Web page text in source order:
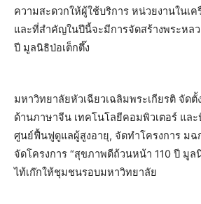
ความสะดวกให้ผู้ใช้บริการ หน่วยงานในเ
และที่สำคัญในปีนี้จะมีการจัดสร้างพระหลว
ปี มูลนิธิป่อเต็กตึ๊ง
มหาวิทยาลัยหัวเฉียวเฉลิมพระเกียรติ จัด
ด้านภาษาจีน เทคโนโลยีคอมพิวเตอร์ แล
ศูนย์ฟื้นฟูดูแลผู้สูงอายุ, จัดทำโครงการ ม
จัดโครงการ “สุขภาพดีถ้วนหน้า 110 ปี มูล
ไท้เก๊กให้ชุมชนรอบมหาวิทยาลัย